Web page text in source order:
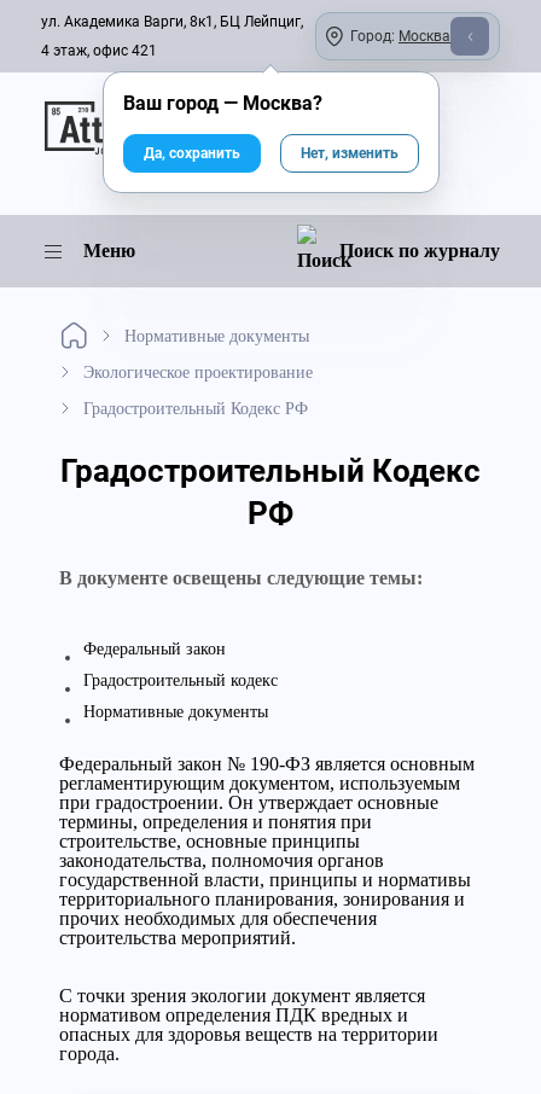
ул. Академика Варги, 8к1, БЦ Лейпциг,
4 этаж, офис 421
Город: Москва
Онлайн-журнал
Меню Поиск по журналу
Нормативные документы
Экологическое проектирование
Градостроительный Кодекс РФ
Градостроительный Кодекс
РФ
В документе освещены следующие темы:
Федеральный закон
Градостроительный кодекс
Нормативные документы
Федеральный закон № 190-ФЗ является основным
регламентирующим документом, используемым
при градостроении. Он утверждает основные
термины, определения и понятия при
строительстве, основные принципы
законодательства, полномочия органов
государственной власти, принципы и нормативы
территориального планирования, зонирования и
прочих необходимых для обеспечения
строительства мероприятий.
С точки зрения экологии документ является
нормативом определения ПДК вредных и
опасных для здоровья веществ на территории
города.
Ваш город — Москва?
Да, сохранить Нет, изменить